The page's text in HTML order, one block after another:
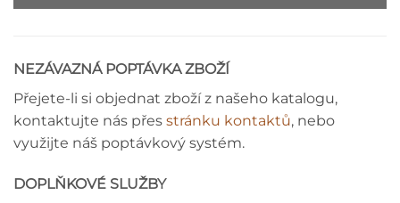
NEZÁVAZNÁ POPTÁVKA ZBOŽÍ
Přejete-li si objednat zboží z našeho katalogu,
kontaktujte nás přes stránku kontaktů, nebo
využijte náš poptávkový systém.
DOPLŇKOVÉ SLUŽBY